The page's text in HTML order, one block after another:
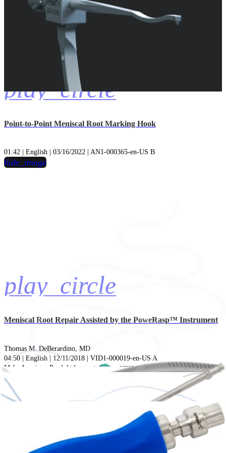
play_circle
Point-to-Point Meniscal Root Marking Hook
01:42 | English | 03/16/2022 | AN1-000365-en-US B
play_circle
hide_image
Meniscal Root Repair Assisted by the PoweRasp™ Instrument
Thomas M. DeBerardino, MD
04:50 | English | 12/11/2018 | VID1-000019-en-US A
Mehr Anzeigen Produktdemonstrationen arrow_drop_down
SpeedPearls (2)